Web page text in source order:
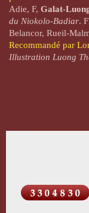
Adie, F, Galat-
du Niokolo-Badiar.
Belancor, Rueil-
Recommandé par
Illustration Luong